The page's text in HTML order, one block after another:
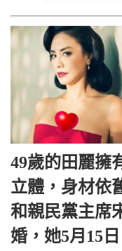
49歲的田麗擁
立體，身材依
和親民黨主席
婚，她5月15